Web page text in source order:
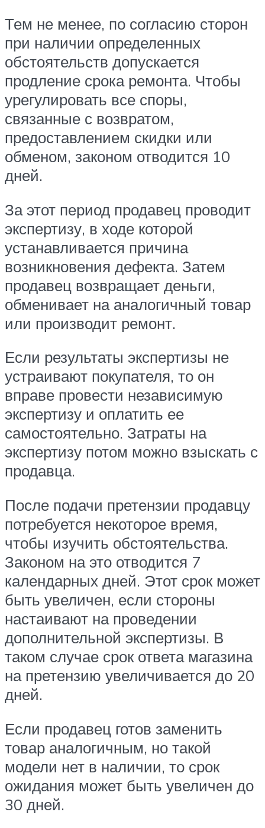
Тем не менее, по согласию сторон
при наличии определенных
обстоятельств допускается
продление срока ремонта. Чтобы
урегулировать все споры,
связанные с возвратом,
предоставлением скидки или
обменом, законом отводится 10
дней.
За этот период продавец проводит
экспертизу, в ходе которой
устанавливается причина
возникновения дефекта. Затем
продавец возвращает деньги,
обменивает на аналогичный товар
или производит ремонт.
Если результаты экспертизы не
устраивают покупателя, то он
вправе провести независимую
экспертизу и оплатить ее
самостоятельно. Затраты на
экспертизу потом можно взыскать с
продавца.
После подачи претензии продавцу
потребуется некоторое время,
чтобы изучить обстоятельства.
Законом на это отводится 7
календарных дней. Этот срок может
быть увеличен, если стороны
настаивают на проведении
дополнительной экспертизы. В
таком случае срок ответа магазина
на претензию увеличивается до 20
дней.
Если продавец готов заменить
товар аналогичным, но такой
модели нет в наличии, то срок
ожидания может быть увеличен до
30 дней.